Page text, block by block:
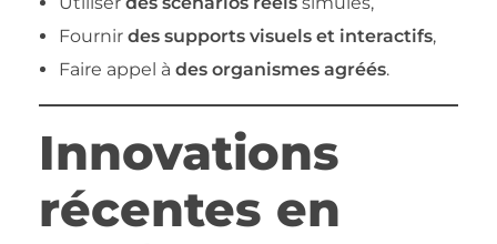
Fournir des supports visuels et interactifs,
Faire appel à des organismes agréés.
Innovations
récentes en